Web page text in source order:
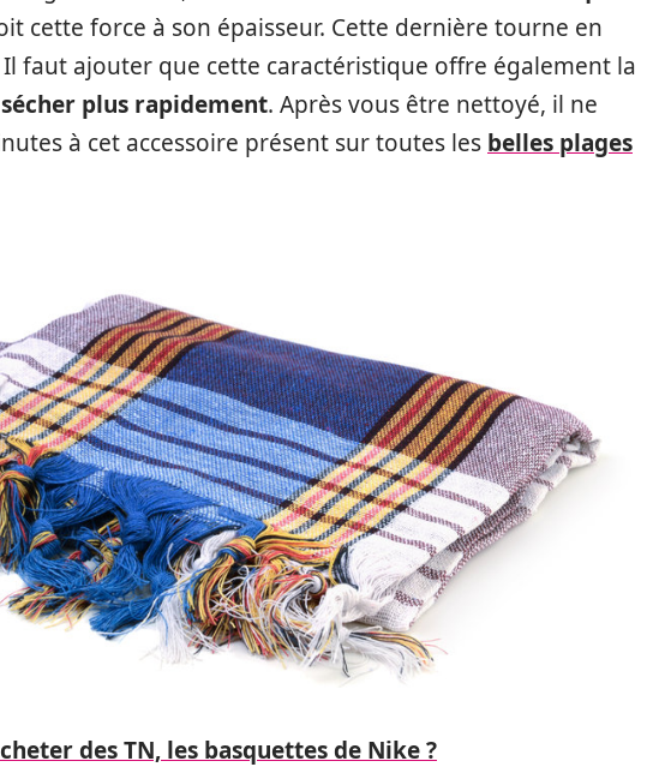
cette force à son épaisseur. Cette dernière tourne en
faut ajouter que cette caractéristique offre également la
sécher plus rapidement. Après vous être nettoyé, il ne
à cet accessoire présent sur toutes les belles plages
des TN, les basquettes de Nike ?